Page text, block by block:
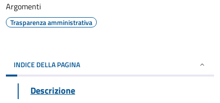
Argomenti
Trasparenza amministrativa
INDICE DELLA PAGINA
Descrizione